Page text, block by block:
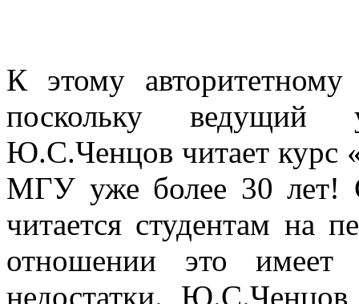
К этому
поскольку ведущий
Ю.С.Ченцов читает курс
МГУ уже более 30 лет!
читается студентам на
отношении это
недостатки. Ю.С.Ченцов